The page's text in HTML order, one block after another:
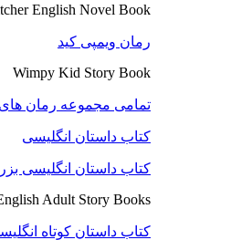
English Novel Book
رمان ویمپی کید
Wimpy Kid Story Book
تمامی مجموعه رمان های
کتاب داستان انگلیسی
کتاب داستان انگلیسی
Adult Story Books
کتاب داستان کوتاه